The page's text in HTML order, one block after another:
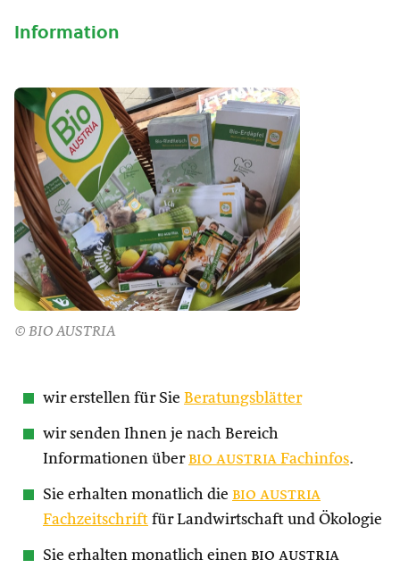
Information
© BIO AUSTRIA
wir erstellen für Sie Beratungsblätter
wir senden Ihnen je nach Bereich
Informationen über bio austria Fachinfos.
Sie erhalten monatlich die bio austria
Fachzeitschrift für Landwirtschaft und Ökologie
Sie erhalten monatlich einen bio austria